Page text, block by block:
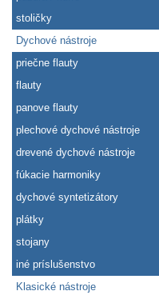
stoličky
Dychové nástroje
priečne flauty
flauty
panove flauty
plechové dychové nástroje
drevené dychové nástroje
fúkacie harmoniky
dychové syntetizátory
plátky
stojany
iné príslušenstvo
Klasické nástroje